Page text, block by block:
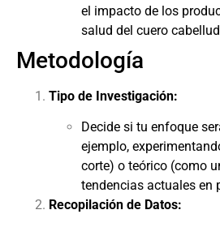
el impacto de los
salud del cuero
Metodología
Tipo de Investigación:
Decide si tu enfoque
ejemplo,
corte) o teórico (como
tendencias actuales en
Recopilación de Datos: